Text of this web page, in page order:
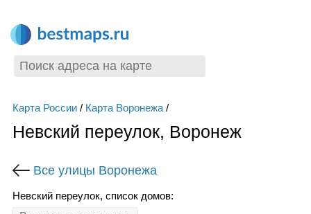
Карта России/ Карта Воронежа/
Невский переулок, Воронеж
Все улицы Воронежа
Невский переулок, список домов: